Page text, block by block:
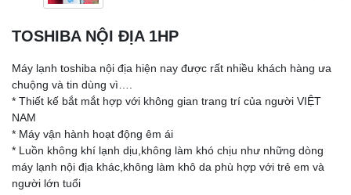
TOSHIBA NỘI ĐỊA 1HP
Máy lạnh toshiba nội địa hiện nay được rất nhiều khách hàng ưa
chuộng và tin dùng vì….
* Thiết kế bắt mắt hợp với không gian trang trí của người VIỆT
NAM
* Máy vận hành hoạt động êm ái
* Luồn không khí lạnh dịu,không làm khó chịu như những dòng
máy lạnh nội địa khác,không làm khô da phù hợp với trẻ em và
người lớn tuổi